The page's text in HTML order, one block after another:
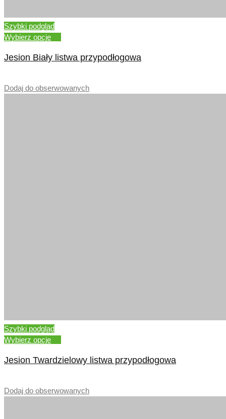
Szybki podgląd
Wybierz opcje
Jesion Biały listwa przypodłogowa
Dodaj do obserwowanych
Szybki podgląd
Wybierz opcje
Jesion Twardzielowy listwa przypodłogowa
Dodaj do obserwowanych